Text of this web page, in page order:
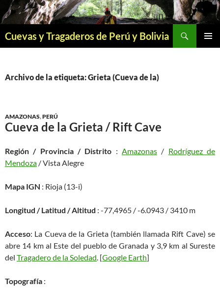
Saltar
al
Cuevas y Tragaderos de Perú y Bolivia
Archivo de la etiqueta: Grieta (Cueva de la)
AMAZONAS,PERÚ
Cueva de la Grieta / Rift Cave
Región / Provincia / Distrito :Amazonas / Rodríguez de
Mendoza / Vista Alegre
Mapa IGN : Rioja (13-i)
Longitud / Latitud / Altitud : -77,4965 / -6.0943 / 3410 m
Acceso: La Cueva de la Grieta (también llamada Rift Cave) se
abre 14 km al Este del pueblo de Granada y 3,9 km al Sureste
del Tragadero de la Soledad. [Google Earth]
Topografía :